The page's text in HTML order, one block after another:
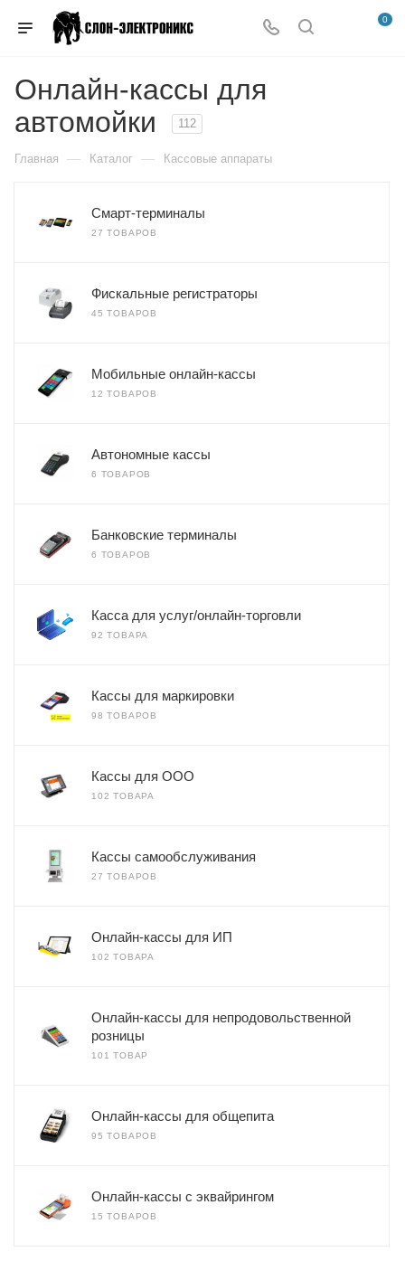
0
Онлайн-кассы для
автомойки
112
Главная — Каталог — Кассовые аппараты
Смарт-терминалы
27 ТОВАРОВ
Фискальные регистраторы
45 ТОВАРОВ
Мобильные онлайн-кассы
12 ТОВАРОВ
Автономные кассы
6 ТОВАРОВ
Банковские терминалы
6 ТОВАРОВ
Касса для услуг/онлайн-торговли
92 ТОВАРА
Кассы для маркировки
98 ТОВАРОВ
Кассы для ООО
102 ТОВАРА
Кассы самообслуживания
27 ТОВАРОВ
Онлайн-кассы для ИП
102 ТОВАРА
Онлайн-кассы для непродовольственной
розницы
101 ТОВАР
Онлайн-кассы для общепита
95 ТОВАРОВ
Онлайн-кассы с эквайрингом
15 ТОВАРОВ